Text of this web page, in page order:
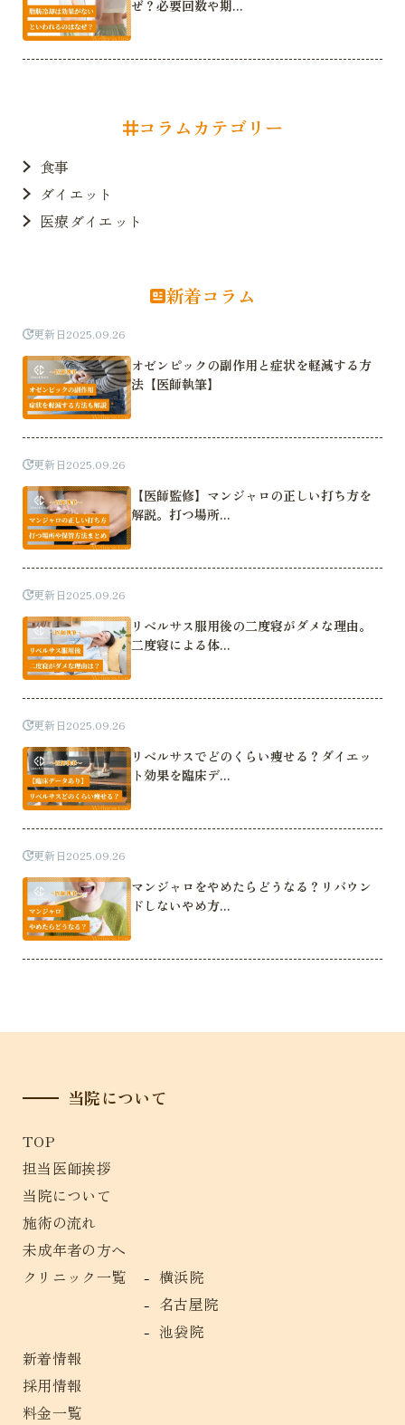
ぜ？必要回数や期...
コラムカテゴリー
食事
ダイエット
医療ダイエット
新着コラム
更新日2025.09.26
オゼンピックの副作用と症状を軽減する方
法【医師執筆】
更新日2025.09.26
【医師監修】マンジャロの正しい打ち方を
解説。打つ場所...
更新日2025.09.26
リベルサス服用後の二度寝がダメな理由。
二度寝による体...
更新日2025.09.26
リベルサスでどのくらい痩せる？ダイエッ
ト効果を臨床デ...
更新日2025.09.26
マンジャロをやめたらどうなる？リバウン
ドしないやめ方...
当院について
TOP
担当医師挨拶
当院について
施術の流れ
未成年者の方へ
クリニック一覧
横浜院
名古屋院
池袋院
新着情報
採用情報
料金一覧